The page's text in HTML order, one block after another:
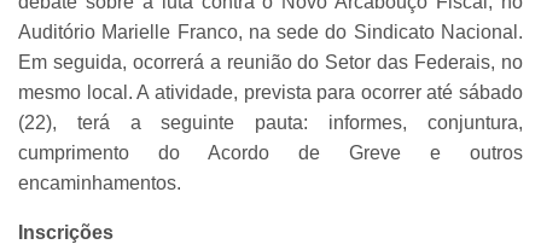
Auditório Marielle Franco, na sede do Sindicato Nacional.
Em seguida, ocorrerá a reunião do Setor das Federais, no
mesmo local. A atividade, prevista para ocorrer até sábado
(22), terá a seguinte pauta: informes, conjuntura,
cumprimento do Acordo de Greve e outros
encaminhamentos.
Inscrições